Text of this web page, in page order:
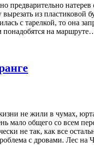
предварительно
из
с тарелкой, то она
понадобятся на
не жили в чумах,
мало общего со всем
не так, как все
с дровами. Лес на